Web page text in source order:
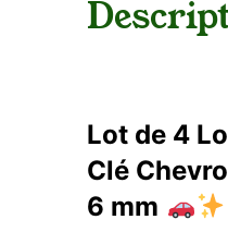
C
l
é
C
h
Lot de 4
Clé
6 mm